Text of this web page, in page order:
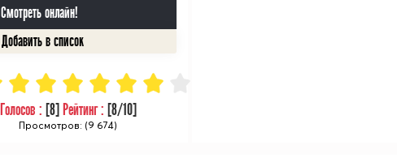
Смотреть онлайн!
Голосов : [8] Рейтинг : [8/10]
Просмотров: (9 674)